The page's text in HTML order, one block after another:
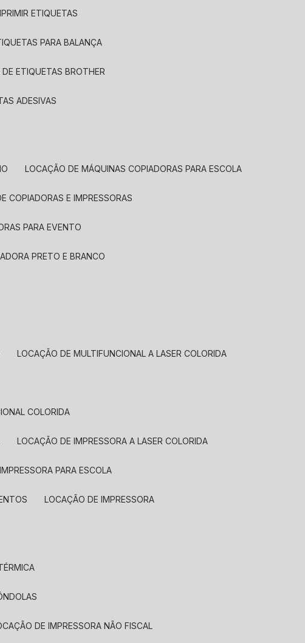
ETIQUETAS
PARA BALANÇA
DE ETIQUETAS BROTHER
ADESIVAS
LOCAÇÃO DE MÁQUINAS COPIADORAS PARA ESCOLA
COPIADORAS E IMPRESSORAS
PARA EVENTO
PRETO E BRANCO
LOCAÇÃO DE MULTIFUNCIONAL A LASER COLORIDA
COLORIDA
LOCAÇÃO DE IMPRESSORA A LASER COLORIDA
PARA ESCOLA
LOCAÇÃO DE IMPRESSORA
DE IMPRESSORA NÃO FISCAL